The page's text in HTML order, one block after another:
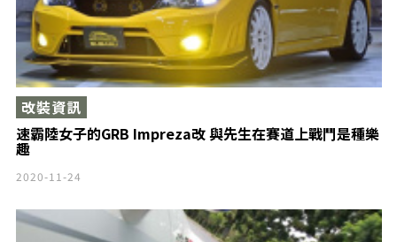
速霸陸女子的GRB Impreza改 與先生在賽道上戰鬥是種樂
趣
改裝資訊
2020-11-24